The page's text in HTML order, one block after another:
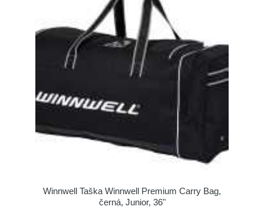
Winnwell Taška Winnwell Premium Carry Bag,
černá, Junior, 36"